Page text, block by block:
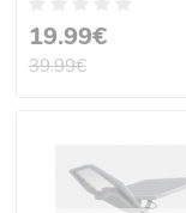
19.99€
39.99€